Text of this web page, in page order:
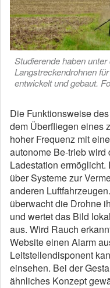
Studierende haben
Langstreckendrohnen
entwickelt und gebaut.
Die Funktionsweise
dem Überfliegen eines
hoher Frequenz mit
autonome Be-trieb
Ladestation
über Systeme zur
anderen
überwacht die Drohne
und wertet das Bild
aus. Wird Rauch
Website einen Alarm
Leitstellendisponent
einsehen. Bei der
ähnliches Konzept